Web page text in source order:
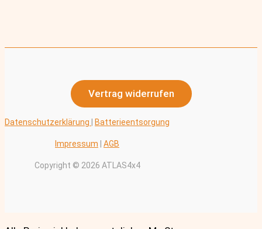
Vertrag widerrufen
Datenschutzerklärung Batterieentsorgung
Impressum AGB
Copyright © 2026 ATLAS4x4